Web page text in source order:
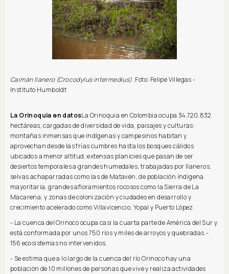
Caimán llanero (Crocodylus intermedius). Foto: Felipe Villegas -
Instituto Humboldt
La Orinoquia en datosLa Orinoquia en Colombia ocupa 34.720.832
hectáreas, cargadas de diversidad de vida, paisajes y culturas:
montañas inmensas que indígenas y campesinos habitan y
aprovechan desde las frías cumbres hasta los bosques cálidos
ubicados a menor altitud; extensas planicies que pasan de ser
desiertos temporales a grandes humedales, trabajadas por llaneros;
selvas achaparradas como las de Matavén, de población índigena
mayoritaria, grandes afloramientos rocosos como la Sierra de La
Macarena, y zonas de colonización y ciudades en desarrollo y
crecimiento acelerado como Villavicencio, Yopal y Puerto López.
- La cuenca del Orinoco ocupa casi la cuarta parte de América del Sur y
está conformada por unos 750 ríos y miles de arroyos y quebradas.-
156 ecosistemas no intervenidos.
- Se estima que a lo largo de la cuenca del río Orinoco hay una
población de 10 millones de personas que vive y realiza actividades